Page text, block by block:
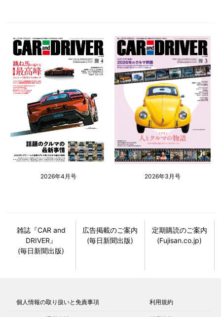
2026年4月号 2026年3月号
雑誌『CAR and
DRIVER』
(毎日新聞出版)
広告掲載のご案内
(毎日新聞出版)
定期購読のご案内
(Fujisan.co.jp)
個人情報の取り扱いと免責事項 利用規約